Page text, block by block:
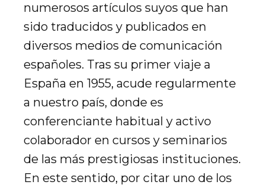
numerosos artículos suyos que han
sido traducidos y publicados en
diversos medios de comunicación
españoles. Tras su primer viaje a
España en 1955, acude regularmente
a nuestro país, donde es
conferenciante habitual y activo
colaborador en cursos y seminarios
de las más prestigiosas instituciones.
En este sentido, por citar uno de los